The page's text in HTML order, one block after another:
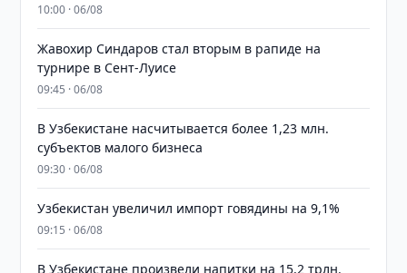
10:00 · 06/08
Жавохир Синдаров стал вторым в рапиде на
турнире в Сент-Луисе
09:45 · 06/08
В Узбекистане насчитывается более 1,23 млн.
субъектов малого бизнеса
09:30 · 06/08
Узбекистан увеличил импорт говядины на 9,1%
09:15 · 06/08
В Узбекистане произвели напитки на 15,2 трлн.